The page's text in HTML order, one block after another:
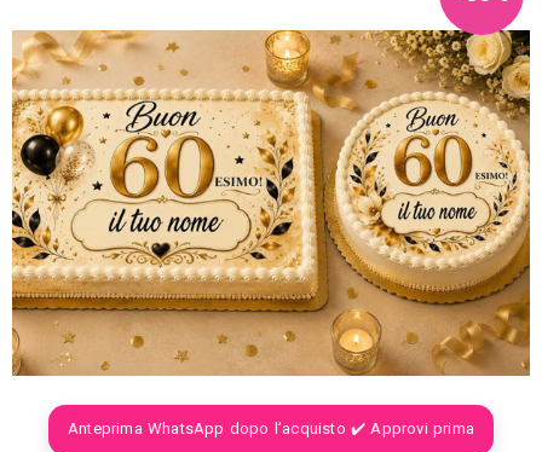
Anteprima WhatsApp dopo l’acquisto ✔️ Approvi prima